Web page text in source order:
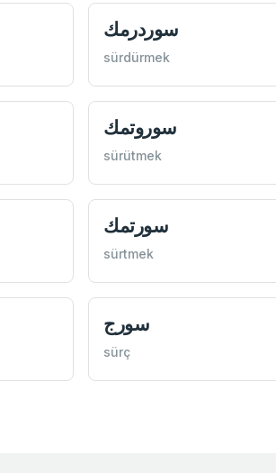
سوردرمك
sürdürmek
سوروتمك
sürütmek
سورتمك
sürtmek
سورج
sürç